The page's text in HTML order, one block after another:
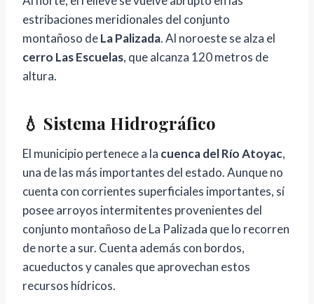
estribaciones meridionales del conjunto
montañoso deLa Palizada. Al noroeste se alza el
cerro Las Escuelas, que alcanza 120 metros de
altura.
💧 Sistema Hidrográfico
El municipio pertenece a la cuenca del Río Atoyac,
una de las más importantes del estado. Aunque no
cuenta con corrientes superficiales importantes, sí
posee arroyos intermitentes provenientes del
conjunto montañoso de La Palizada que lo recorren
de norte a sur. Cuenta además con bordos,
acueductos y canales que aprovechan estos
recursos hídricos.